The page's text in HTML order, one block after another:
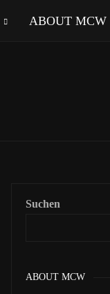
ABOUT MCW
Suchen
ABOUT MCW